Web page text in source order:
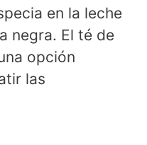
en la leche
negra. El té de
opción
las